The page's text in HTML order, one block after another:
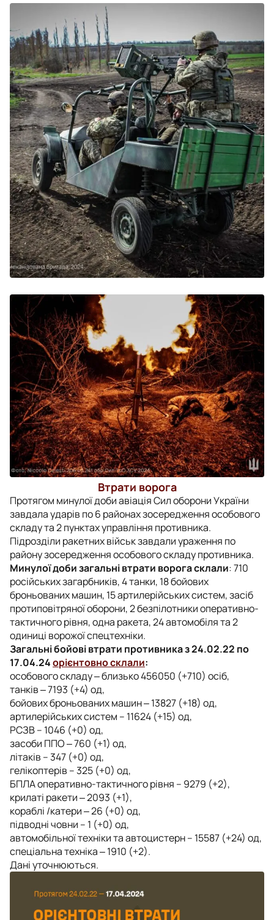
Втрати ворога
Протягом минулої доби авіація Сил оборони України
завдала ударів по 6 районах зосередження особового
складу та 2 пунктах управління противника.
Підрозділи ракетних військ завдали ураження по
району зосередження особового складу противника.
Минулої доби загальні втрати ворога склали: 710
російських загарбників, 4 танки, 18 бойових
броньованих машин, 15 артилерійських систем, засіб
протиповітряної оборони, 2 безпілотники оперативно-
тактичного рівня, одна ракета, 24 автомобіля та 2
одиниці ворожої спецтехніки.
Загальні бойові втрати противника з 24.02.22 по
17.04.24орієнтовно склали:
особового складу ‒ близько 456050 (+710) осіб,
танків ‒ 7193 (+4) од,
бойових броньованих машин ‒ 13827 (+18) од,
артилерійських систем – 11624 (+15) од,
РСЗВ – 1046 (+0) од,
засоби ППО ‒ 760 (+1) од,
літаків – 347 (+0) од,
гелікоптерів – 325 (+0) од,
БПЛА оперативно-тактичного рівня – 9279 (+2),
крилаті ракети ‒ 2093 (+1),
кораблі /катери ‒ 26 (+0) од,
підводні човни – 1 (+0) од,
автомобільної техніки та автоцистерн – 15587 (+24) од,
спеціальна техніка ‒ 1910 (+2).
Дані уточнюються.